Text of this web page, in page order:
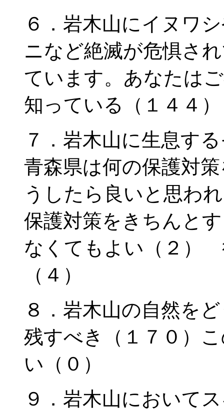
６．岩木山にイヌワ
ニなど絶滅が危惧さ
ています。あなたは
知っている（１４４
７．岩木山に生息す
青森県は何の保護対
うしたら良いと思わ
保護対策をきちんと
なくてもよい（２）
（４）
８．岩木山の自然を
残すべき（１７０）
い（０）
９．岩木山において